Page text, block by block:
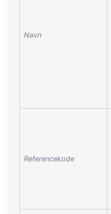
Navn
Referencekode